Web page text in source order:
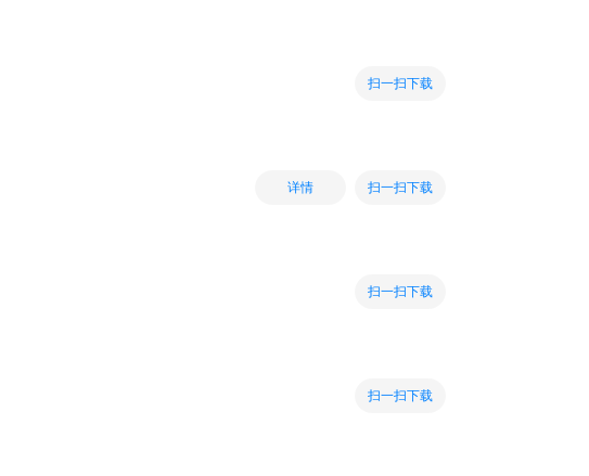
扫一扫下载
详情 扫一扫下载
扫一扫下载
扫一扫下载